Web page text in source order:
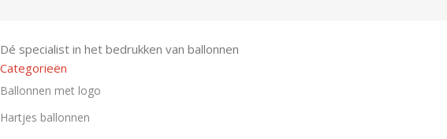
Dé specialist in het bedrukken van ballonnen
Categorieën
Ballonnen met logo
Hartjes ballonnen